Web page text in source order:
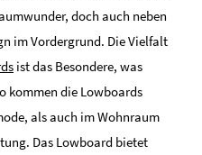
doch auch neben
im Vordergrund. Die Vielfalt
ist das Besondere, was
kommen die Lowboards
als auch im Wohnraum
Das Lowboard bietet